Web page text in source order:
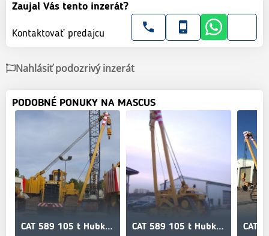
Zaujal Vás tento inzerát?
Kontaktovať predajcu
Nahlásiť podozrivý inzerát
PODOBNÉ PONUKY NA MASCUS
CAT 589 105 t Hubkraft 8x PIPELAYER MIETE / RENTAL CAT 589 105 t Hubkraft 8x PIPELAYER MIETE / RENTAL